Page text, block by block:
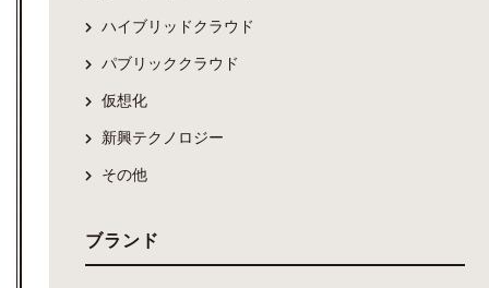
ハイブリッドクラウド
パブリッククラウド
仮想化
新興テクノロジー
その他
ブランド